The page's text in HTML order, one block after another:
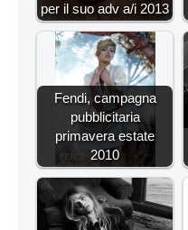
per il suo adv a/i 2013
Fendi, campagna
pubblicitaria
primavera estate
2010